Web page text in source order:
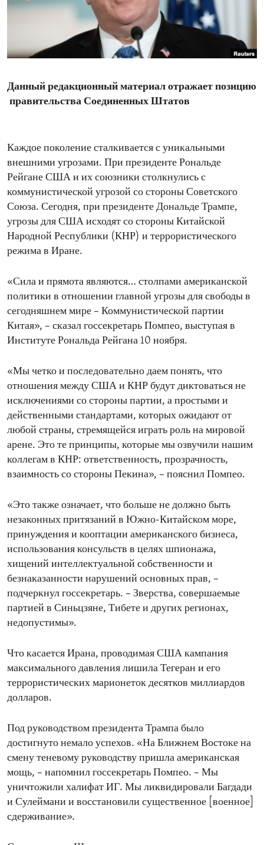
ENVIRONMENT AND HEALTH
IDEALS AND INSTITUTIONS
Данный редакционный материал отражает позицию
правительства Соединенных Штатов
Каждое поколение сталкивается с уникальными
внешними угрозами. При президенте Рональде
Рейгане США и их союзники столкнулись с
коммунистической угрозой со стороны Советского
Союза. Сегодня, при президенте Дональде Трампе,
угрозы для США исходят со стороны Китайской
Народной Республики (КНР) и террористического
режима в Иране.
«Сила и прямота являются… столпами американской
политики в отношении главной угрозы для свободы в
сегодняшнем мире – Коммунистической партии
Китая», – сказал госсекретарь Помпео, выступая в
Институте Рональда Рейгана 10 ноября.
«Мы четко и последовательно даем понять, что
отношения между США и КНР будут диктоваться не
исключениями со стороны партии, а простыми и
действенными стандартами, которых ожидают от
любой страны, стремящейся играть роль на мировой
арене. Это те принципы, которые мы озвучили нашим
коллегам в КНР: ответственность, прозрачность,
взаимность со стороны Пекина», – пояснил Помпео.
«Это также означает, что больше не должно быть
незаконных притязаний в Южно-Китайском море,
принуждения и кооптации американского бизнеса,
использования консульств в целях шпионажа,
хищений интеллектуальной собственности и
безнаказанности нарушений основных прав, –
подчеркнул госсекретарь. – Зверства, совершаемые
партией в Синьцзяне, Тибете и других регионах,
недопустимы».
Что касается Ирана, проводимая США кампания
максимального давления лишила Тегеран и его
террористических марионеток десятков миллиардов
долларов.
Под руководством президента Трампа было
достигнуто немало успехов. «На Ближнем Востоке на
смену теневому руководству пришла американская
мощь, – напомнил госсекретарь Помпео. – Мы
уничтожили халифат ИГ. Мы ликвидировали Багдади
и Сулеймани и восстановили существенное [военное]
сдерживание».